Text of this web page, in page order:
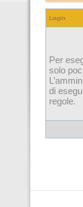
Login
Per
solo
di
regole.